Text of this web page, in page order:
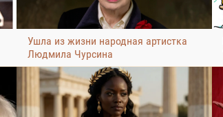
Ушла из жизни народная артистка
Людмила Чурсина